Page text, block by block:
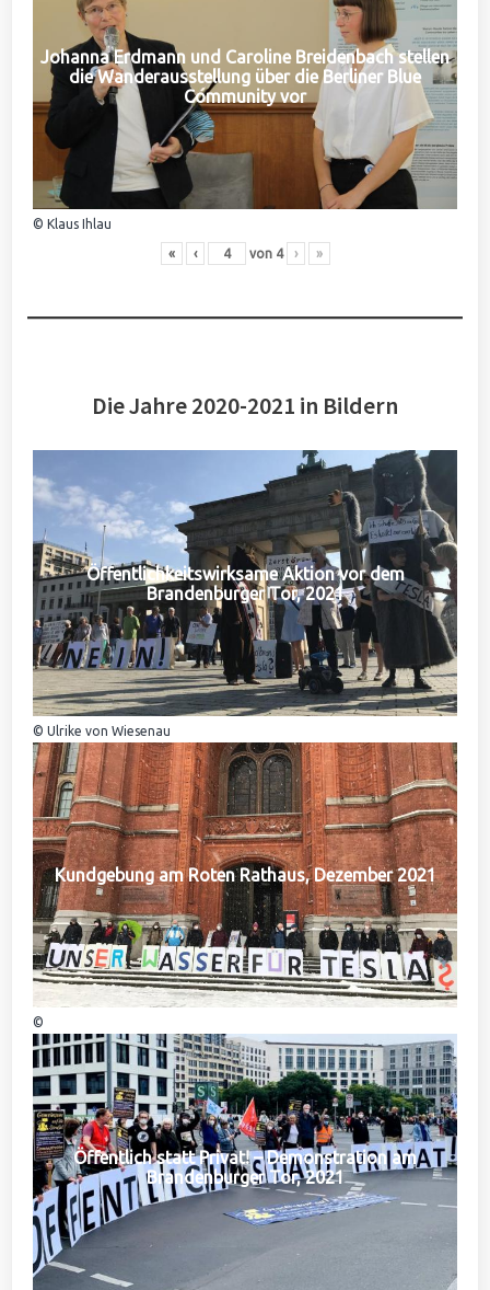
Johanna Erdmann und Caroline Breidenbach stellen
die Wanderausstellung über die Berliner Blue
Community vor
© Klaus Ihlau
« ‹ von 4 › »
Die Jahre 2020-2021 in Bildern
Öffentlichkeitswirksame Aktion vor dem
Brandenburger Tor, 2021
© Ulrike von Wiesenau
Kundgebung am Roten Rathaus, Dezember 2021
©
Öffentlich statt Privat! – Demonstration am
Brandenburger Tor, 2021